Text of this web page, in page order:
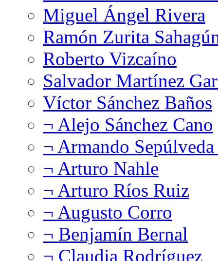
Miguel Ángel Rivera
Ramón Zurita
Roberto Vizcaíno
Salvador Martínez
Víctor Sánchez Baños
¬ Alejo Sánchez Cano
¬ Armando
¬ Arturo Nahle
¬ Arturo Ríos Ruiz
¬ Augusto Corro
¬ Benjamín Bernal
¬ Claudia Rodríguez